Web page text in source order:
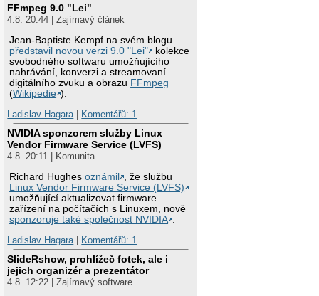
FFmpeg 9.0 "Lei"
4.8. 20:44 | Zajímavý článek
Jean-Baptiste Kempf na svém blogu
představil novou verzi 9.0 "Lei"
kolekce
svobodného softwaru umožňujícího
nahrávání, konverzi a streamovaní
digitálního zvuku a obrazu FFmpeg
(Wikipedie ).
Ladislav Hagara| Komentářů: 1
NVIDIA sponzorem služby Linux
Vendor Firmware Service (LVFS)
4.8. 20:11 | Komunita
Richard Hughesoznámil
, že službu
Linux Vendor Firmware Service (LVFS)
umožňující aktualizovat firmware
zařízení na počítačích s Linuxem, nově
sponzoruje také společnost NVIDIA
Ladislav Hagara| Komentářů: 1
SlideRshow, prohlížeč fotek, ale i
jejich organizér a prezentátor
4.8. 12:22 | Zajímavý software